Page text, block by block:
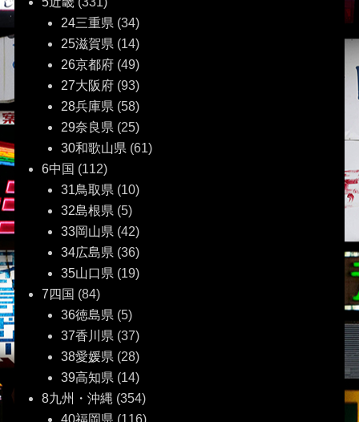
24三重県 (34)
25滋賀県 (14)
26京都府(49)
27大阪府(93)
28兵庫県 (58)
29奈良県 (25)
30和歌山県 (61)
6中国 (112)
31鳥取県 (10)
32島根県 (5)
33岡山県 (42)
34広島県 (36)
35山口県 (19)
7四国 (84)
36徳島県 (5)
37香川県 (37)
38愛媛県 (28)
39高知県 (14)
8九州・沖縄 (354)
40福岡県 (116)